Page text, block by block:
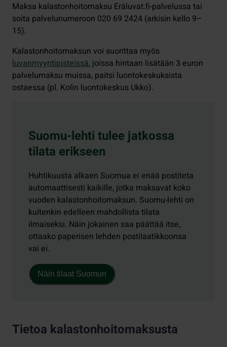
Maksa kalastonhoitomaksu Eräluvat.fi-palvelussa tai
soita palvelunumeroon 020 69 2424 (arkisin kello 9–
15).
Kalastonhoitomaksun voi suorittaa myös
luvanmyyntipisteissä, joissa hintaan lisätään 3 euron
palvelumaksu muissa, paitsi luontokeskuksista
ostaessa (pl. Kolin luontokeskus Ukko).
Suomu-lehti tulee jatkossa
tilata erikseen
Huhtikuusta alkaen Suomua ei enää postiteta
automaattisesti kaikille, jotka maksavat koko
vuoden kalastonhoitomaksun. Suomu-lehti on
kuitenkin edelleen mahdollista tilata
ilmaiseksi. Näin jokainen saa päättää itse,
ottaako paperisen lehden postilaatikkoonsa
vai ei.
Näin tilaat Suomun
Tietoa kalastonhoitomaksusta